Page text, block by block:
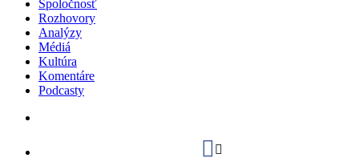
Spoločnosť
Rozhovory
Analýzy
Médiá
Kultúra
Komentáre
Podcasty